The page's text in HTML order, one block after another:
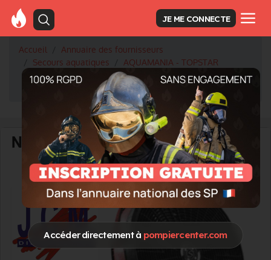
Accéder directement à pompiercenter.com
JE ME CONNECTE
Accueil
Annuaire des fournisseurs
Secours aquatiques
AQUAMANIA - TOPSTAR
SUIT DRY TOPSTAR OPS Rescue la combinaison
étanche conçue pour les sapeurs-pompiers